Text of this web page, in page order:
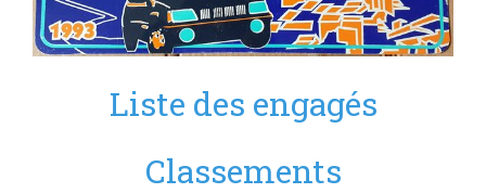
Liste des engagés
Classements